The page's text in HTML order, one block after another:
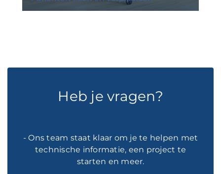
Heb je vragen?
- Ons team staat klaar om je te helpen met
technische informatie, een project te
starten en meer.